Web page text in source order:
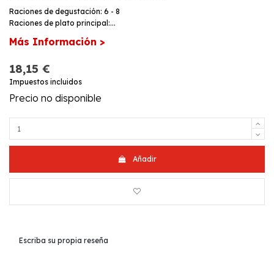
Raciones de degustación: 6 - 8
Raciones de plato principal:...
Más Información >
18,15 €
Impuestos incluidos
Precio no disponible
Añadir
Escriba su propia reseña